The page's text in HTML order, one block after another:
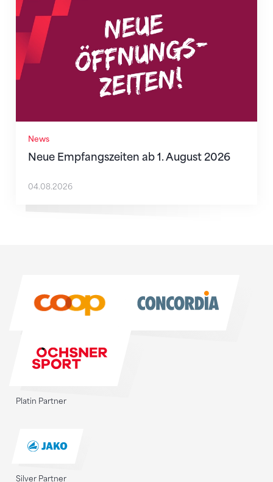
News
Neue Empfangszeiten ab 1. August 2026
04.08.2026
Platin Partner
Silver Partner